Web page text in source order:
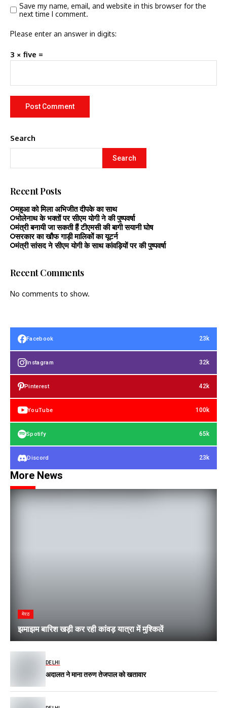
Save my name, email, and website in this browser for the
next time I comment.
Please enter an answer in digits:
3 × five =
Search
Search
Recent Posts
महुआ को मिला अभिजीत दीपके का साथ
भोलेनाथ के भक्तों पर सीएम योगी ने की पुष्पवर्षा
मंत्री बनायी जा सकती हैं टीएमसी की बागी सयानी घोष
सरकार का खौफ गाड़ी मालिकों का यूटर्न
मंत्री सांसद ने सीएम योगी के साथ कांवड़ियों पर की पुष्पवर्षा
Recent Comments
No comments to show.
Facebook 23k
Instagram 32k
Pinterest 42k
YouTube 100k
Spotify 65k
Discord 23k
More News
मेरठ
झमाझम बारिश खड़ी कर रही कांवड़ यात्रा में मुश्किलें
DELHI
अदालत ने माना तरुण तेजपाल को खतावार